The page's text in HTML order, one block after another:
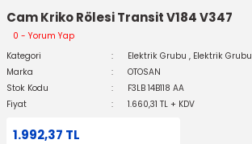
Cam Kriko Rölesi Transit V184 V347
0 - Yorum Yap
Kategori
Elektrik Grubu , Elektrik Grubu
Marka
OTOSAN
Stok Kodu
F3LB 14B118 AA
Fiyat
1.660,31 TL + KDV
1.992,37 TL